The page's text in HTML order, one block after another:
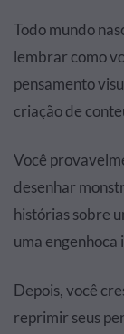
Todo mundo
lembrar como
pensamento
criação de
Você
desenhar
histórias sobre
uma
Depois, você
reprimir seus